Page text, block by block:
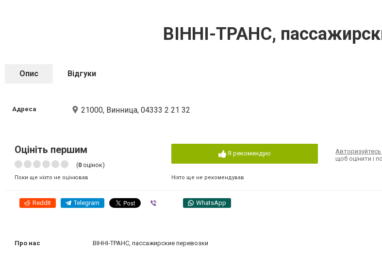
ВІННІ-ТРАНС,
Опис Відгуки
Адреса 21000, Винница, 04333 2 21 32
Оцініть першим
(0 оцінок)
Поки ще ніхто не оцінював
Я рекомендую
Ніхто ще не рекомендував
щоб оцінити і
Reddit Telegram WhatsApp
Про нас ВІННІ-ТРАНС, пассажирские перевозки